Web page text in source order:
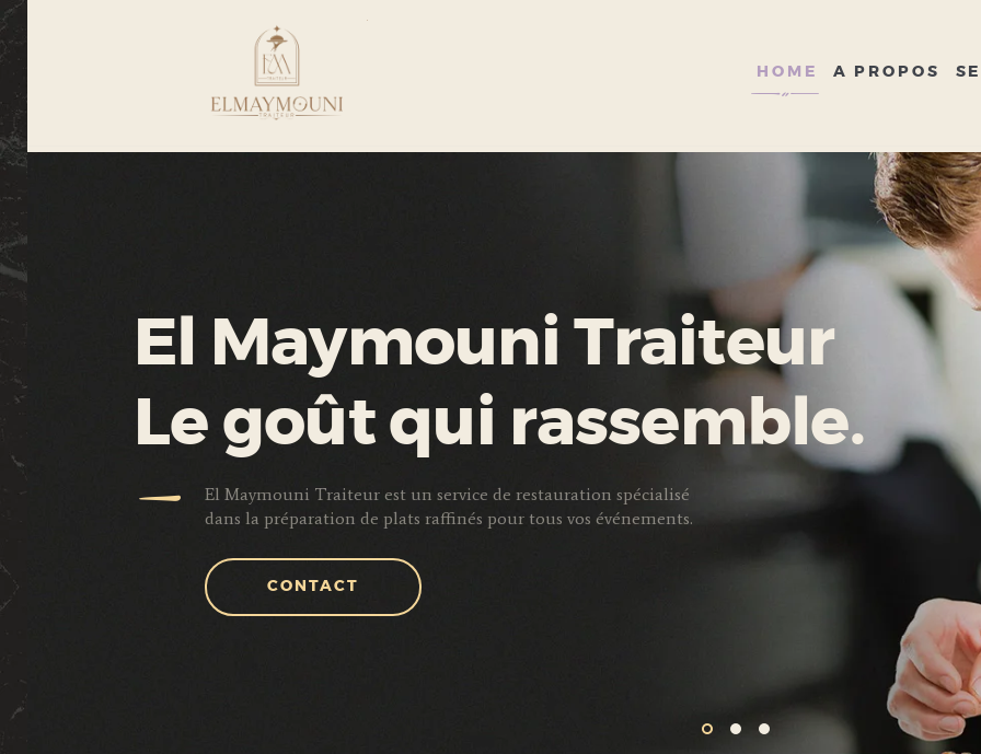
HOME A PROPOS
El Maymouni Traiteur
Le goût qui rassemble.
El Maymouni Traiteur est un service de restauration spécialisé
dans la préparation de plats raffinés pour tous vos événements.
CONTACT